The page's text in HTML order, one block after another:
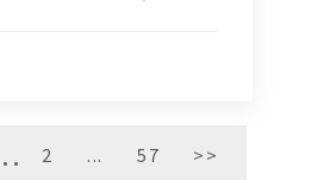
2 ... 57 >>